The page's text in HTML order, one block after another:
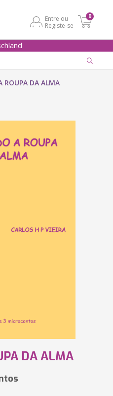
Entre ou
Registe-se
0
ROUPA DA ALMA
DA ALMA